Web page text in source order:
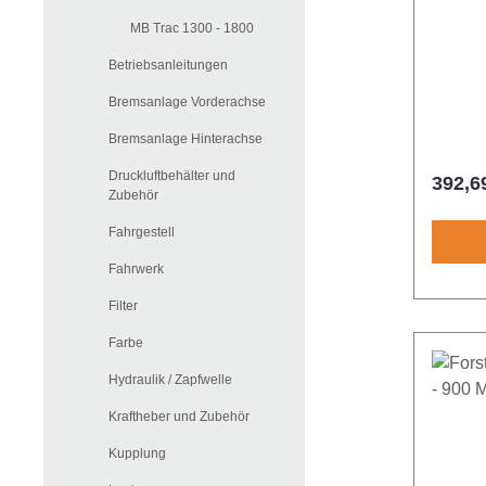
MB Trac 1300 - 1800
Betriebsanleitungen
Bremsanlage Vorderachse
Bremsanlage Hinterachse
Druckluftbehälter und
Zubehör
Fahrgestell
Fahrwerk
Filter
Farbe
Hydraulik / Zapfwelle
Kraftheber und Zubehör
Kupplung